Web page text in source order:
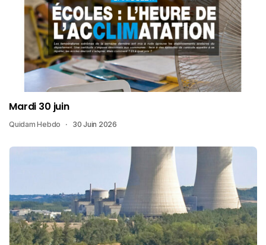
Mardi 30 juin
Quidam Hebdo 30 Juin 2026